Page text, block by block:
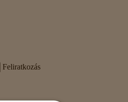
Feliratkozás